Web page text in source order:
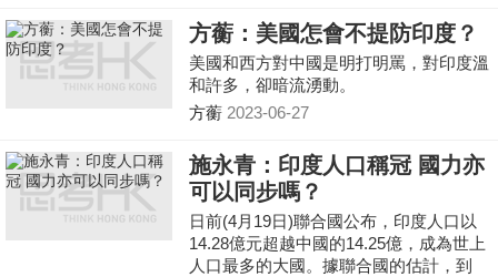
「一帶一路」建設與歐亞經濟聯盟建設對
接所作的工作。這段話的內容裡邊，缺了
印度。 除此之外，印度也沒有簽署《上
合組織至2030年經濟發展戰略》印度媒體
報道的原因是：這個文本中「中國味道太
重大成果，並經過了除印度外的其他成員
國元首理事會的批准，印度缺席了。這份
文件是有塔吉克斯坦提出的，旨在推動區
域國家經濟合作和一體化。印度不支持我
們的「一帶一路」倡議，這就是印度
style。
方蘅：美國怎會不提防印度？
美國和西方對中國是明打明罵，對印度溫
和許多，卻暗流湧動。
方蘅 2023-06-27
施永青：印度人口稱冠 國力亦
可以同步嗎？
日前(4月19日)聯合國公布，印度人口以
14.28億元超越中國的14.25億，成為世上
人口最多的大國。據聯合國的估計，到